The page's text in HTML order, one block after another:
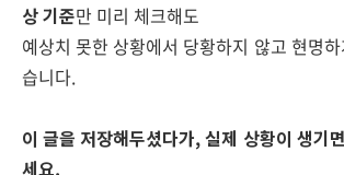
상 기준만 미리 체크해도
예상치 못한 상황에서 당황하지 않고 현명
습니다.
이 글을 저장해두셨다가, 실제 상황이 생기
세요.